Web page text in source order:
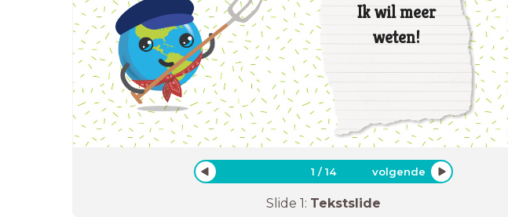
Ik wil meer
weten!
1 /14 volgende
Slide 1: Tekstslide